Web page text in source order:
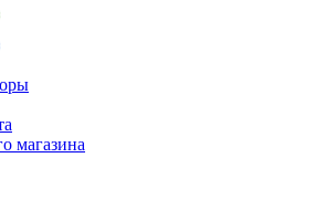
магазина